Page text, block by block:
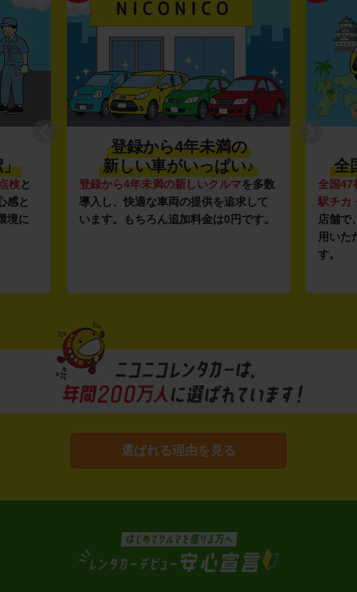
」
検と
感と
境に
登録から4年未満の
新しい車がいっぱい♪
登録から4年未満の新しいクルマを多数
導入し、快適な車両の提供を追求して
います。もちろん追加料金は0円です。
全
全国47
駅チカ
店舗で
用いた
す。
選ばれる理由を見る